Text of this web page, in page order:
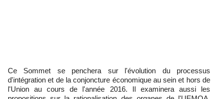
Ce Sommet se penchera sur l'évolution du processus
d'intégration et de la conjoncture économique au sein et hors de
l'Union au cours de l'année 2016. Il examinera aussi les